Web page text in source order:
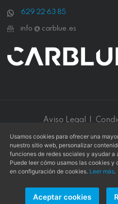
629 22 63 85
info @ carblue.es
Aviso Legal
Este sitio web está protegido por
la Política de privacidady los
Copyright © 2026 -L. COLLADO
Usamos cookies para ofrecer una
nuestro sitio web, personalizar
funciones de redes sociales y ayudar
Puede leer cómo usamos las cookies
en configuración de cookies. Leer más.
Aceptar cookies